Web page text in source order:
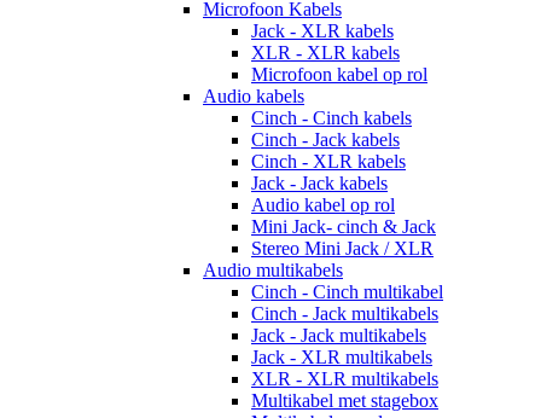
Microfoon Kabels
Jack - XLR kabels
XLR - XLR kabels
Microfoon kabel op rol
Audio kabels
Cinch - Cinch kabels
Cinch - Jack kabels
Cinch - XLR kabels
Jack - Jack kabels
Audio kabel op rol
Mini Jack- cinch & Jack
Stereo Mini Jack / XLR
Audio multikabels
Cinch - Cinch multikabel
Cinch - Jack multikabels
Jack - Jack multikabels
Jack - XLR multikabels
XLR - XLR multikabels
Multikabel met stagebox